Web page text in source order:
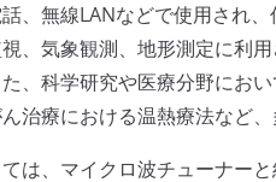
、無線LANなどで使用され
、気象観測、地形測定に利
、科学研究や医療分野にお
治療における温熱療法など、
は、マイクロ波チューナー